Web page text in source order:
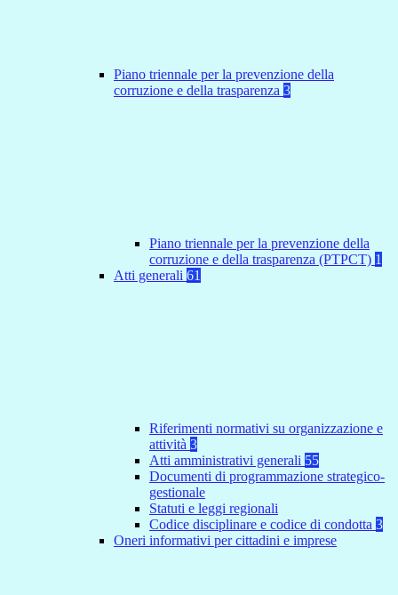
Piano triennale per la prevenzione della
corruzione e della trasparenza 3
Piano triennale per la prevenzione della
corruzione e della trasparenza (PTPCT) 1
Atti generali 61
Riferimenti normativi su organizzazione e
attività 3
Atti amministrativi generali 55
Documenti di programmazione strategico-
gestionale
Statuti e leggi regionali
Codice disciplinare e codice di condotta 3
Oneri informativi per cittadini e imprese